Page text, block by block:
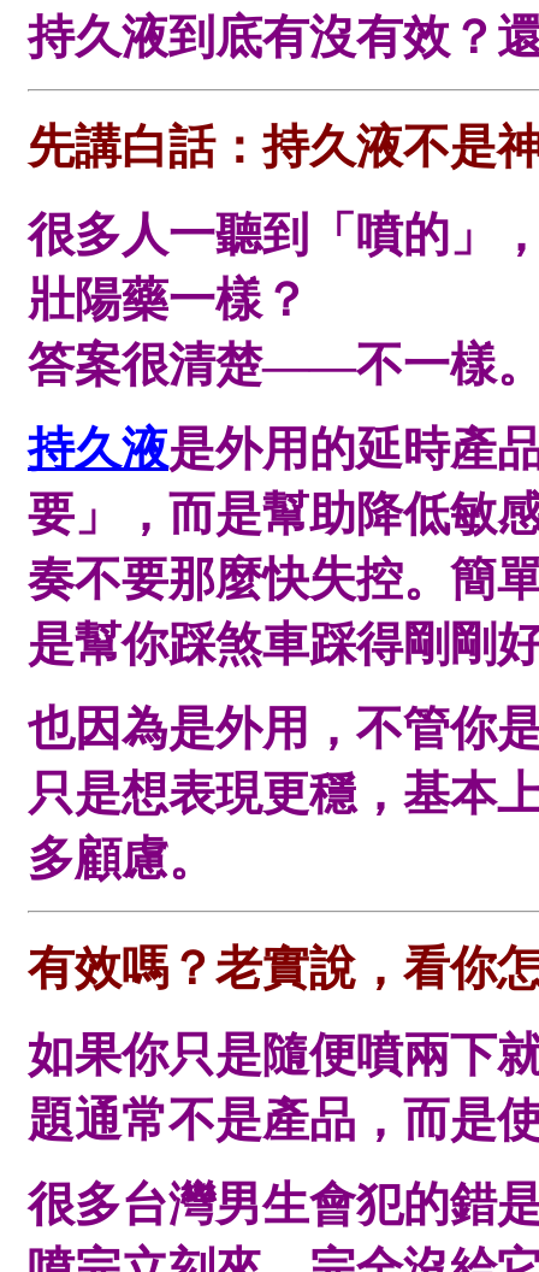
持久液到底有沒有效？
先講白話：持久液不是
很多人一聽到「噴的」
壯陽藥一樣？
答案很清楚——不一樣
持久液是外用的延時產
要」，而是幫助降低敏
奏不要那麼快失控。簡
是幫你踩煞車踩得剛剛
也因為是外用，不管你
只是想表現更穩，基本
多顧慮。
有效嗎？老實說，看你
如果你只是隨便噴兩下
題通常不是產品，而是
很多台灣男生會犯的